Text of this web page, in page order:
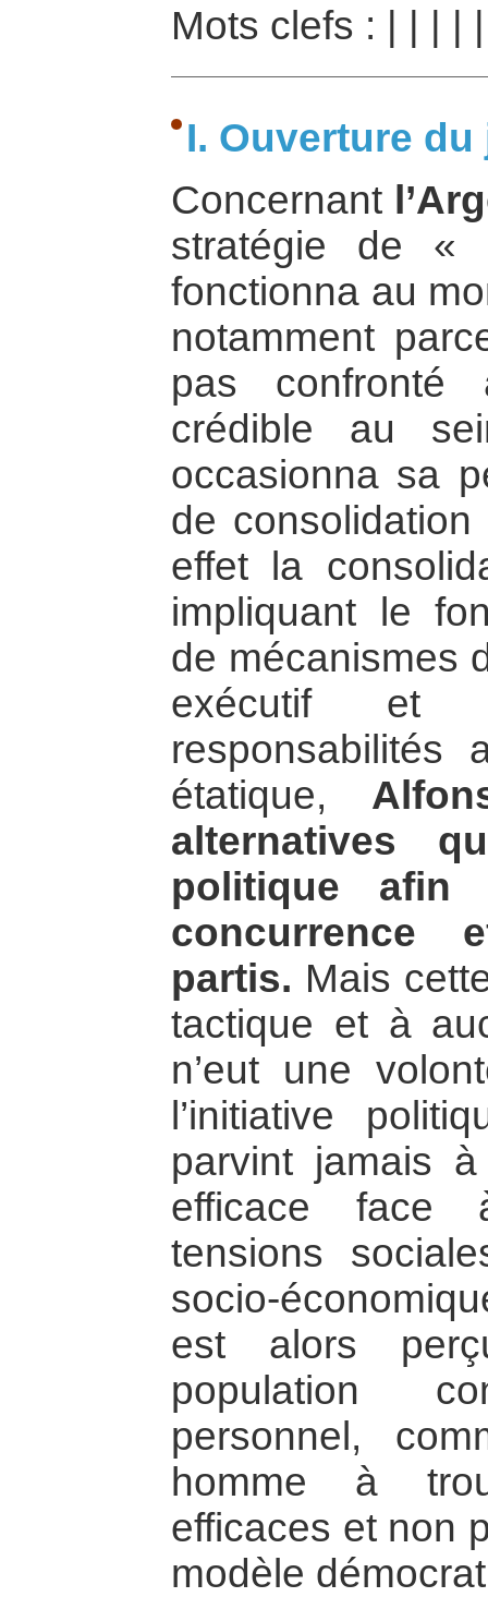
Mots clefs :
I. Ouverture
Concernant
stratégie de «
fonctionna au
notamment
pas confronté
crédible au
occasionna sa
de
effet la
impliquant le
de mécanismes
exécutif et
responsabilités
étatique,
alternatives
politique afin
concurrence
partis. Mais
tactique et à
n’eut une
l’initiative
parvint jamais
efficace face
tensions
socio-
est alors
population
personnel,
homme à
efficaces et non
modèle